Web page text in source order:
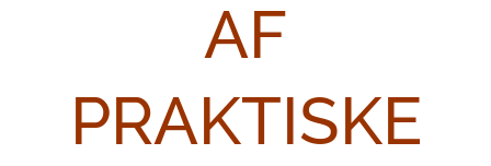
AF
PRAKTISKE